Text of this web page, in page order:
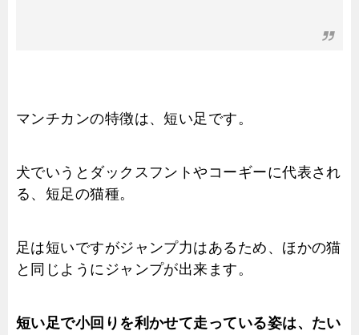
マンチカンの特徴は、短い足です。
犬でいうとダックスフントやコーギーに代表され
る、短足の猫種。
足は短いですがジャンプ力はあるため、ほかの猫
と同じようにジャンプが出来ます。
短い足で小回りを利かせて走っている姿は、たい